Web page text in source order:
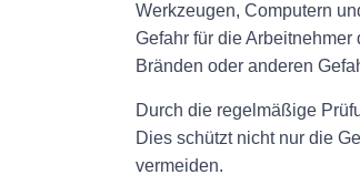
Werkzeugen, Computern
Gefahr für die
Bränden oder anderen
Durch die regelmäßige
Dies schützt nicht nur die
vermeiden.